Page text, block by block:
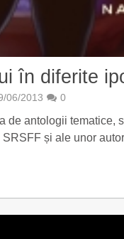
în diferite
06/2013 0
de antologii tematice,
și ale unor